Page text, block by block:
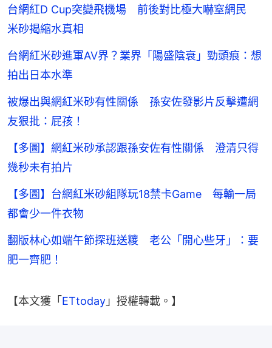
台網紅D Cup突變飛機場 前後對比極大嚇窒網民
米砂揭縮水真相
台網紅米砂進軍AV界？業界「陽盛陰衰」勁頭痕：想
拍出日本水準
被爆出與網紅米砂有性關係 孫安佐發影片反擊遭網
友狠批：屁孩！
【多圖】網紅米砂承認跟孫安佐有性關係 澄清只得
幾秒未有拍片
【多圖】台網紅米砂組隊玩18禁卡Game 每輸一局
都會少一件衣物
翻版林心如端午節探班送糭 老公「開心些牙」：要
肥一齊肥！
【本文獲「 ETtoday 」授權轉載。】